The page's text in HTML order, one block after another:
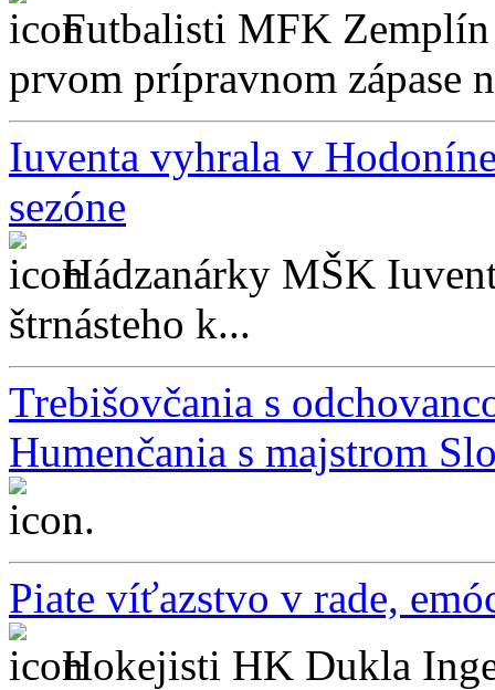
Futbalisti MFK
prvom prípravnom zápase
Iuventa vyhrala v
sezóne
Hádzanárky MŠK
štrnásteho k...
Trebišovčania s
Humenčania s majstrom
...
Piate víťazstvo v rade,
Hokejisti HK Dukla